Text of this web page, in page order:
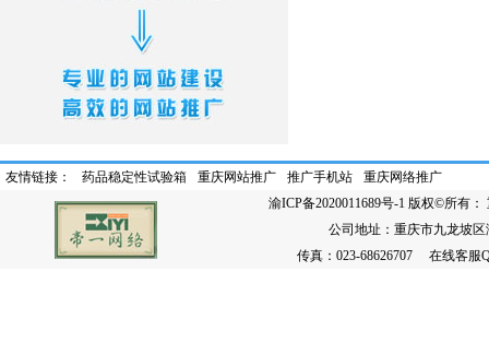
友情链接： 药品稳定性试验箱 重庆网站推广 推广手机站
重庆网络推广
渝ICP备2020011689号-1版权©所有：
公司地址：重庆市九龙坡区
传真：023-68626707 在线客服